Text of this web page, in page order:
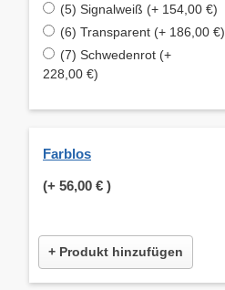
(5) Signalweiß (+ 154,00 €)
(6) Transparent (+ 186,00 €)
(7) Schwedenrot (+
228,00 €)
Farblos
(+ 56,00 € )
+ Produkt hinzufügen